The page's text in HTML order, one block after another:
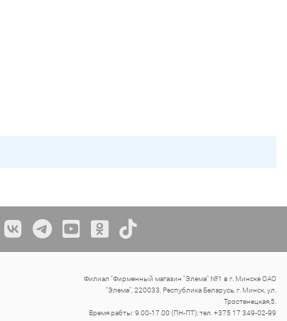
Филиал "Фирменный магазин "Элема" №1 в г. Минске ОАО
"Элема", 220033, Республика Беларусь, г. Минск, ул.
Тростенецкая,5.
Время рабты: 9.00-17.00 (ПН-ПТ); тел. +375 17 349-02-99